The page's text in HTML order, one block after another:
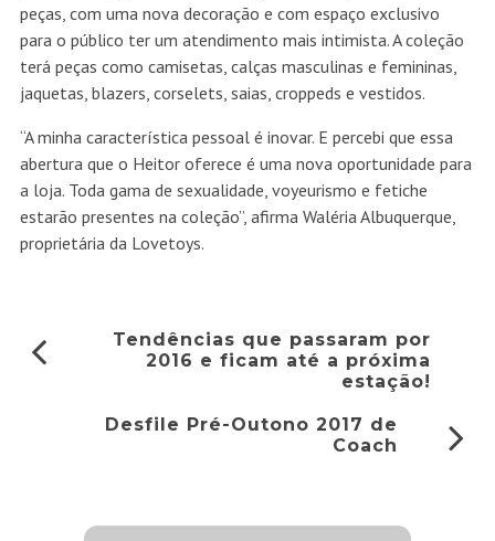
peças, com uma nova decoração e com espaço exclusivo
para o público ter um atendimento mais intimista. A coleção
terá peças como camisetas, calças masculinas e femininas,
jaquetas, blazers, corselets, saias, croppeds e vestidos.
“A minha característica pessoal é inovar. E percebi que essa
abertura que o Heitor oferece é uma nova oportunidade para
a loja. Toda gama de sexualidade, voyeurismo e fetiche
estarão presentes na coleção”, afirma Waléria Albuquerque,
proprietária da Lovetoys.
Tendências que passaram por
2016 e ficam até a próxima
estação!
Desfile Pré-Outono 2017 de
Coach